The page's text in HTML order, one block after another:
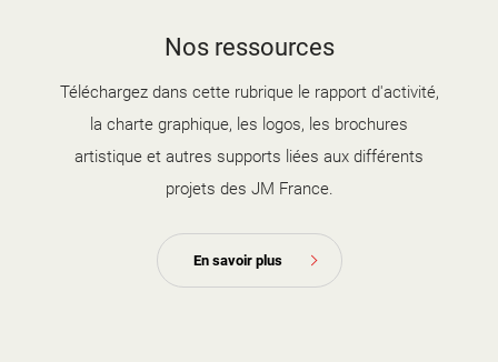
2025-2026.jpg
Nos ressources
Téléchargez dans cette rubrique le rapport d'activité,
la charte graphique, les logos, les brochures
artistique et autres supports liées aux différents
projets des JM France.
En savoir plus